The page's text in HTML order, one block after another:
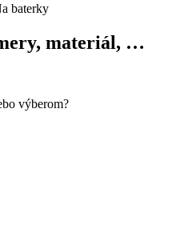
baterky
materiál, …
výberom?